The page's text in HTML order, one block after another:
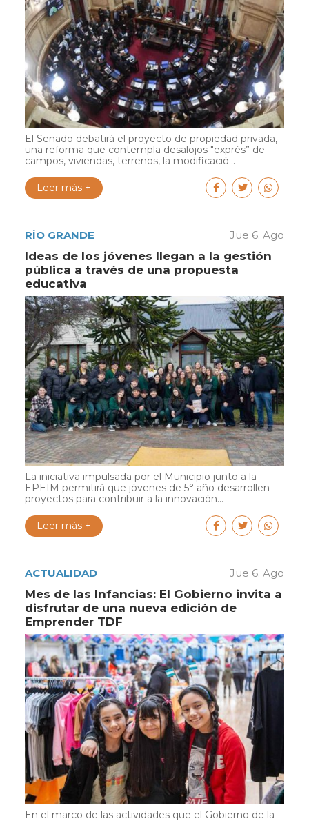
El Senado debatirá el proyecto de propiedad privada,
una reforma que contempla desalojos "exprés” de
campos, viviendas, terrenos, la modificació...
Leer más +
RÍO GRANDE Jue 6. Ago
Ideas de los jóvenes llegan a la gestión
pública a través de una propuesta
educativa
La iniciativa impulsada por el Municipio junto a la
EPEIM permitirá que jóvenes de 5° año desarrollen
proyectos para contribuir a la innovación...
Leer más +
ACTUALIDAD Jue 6. Ago
Mes de las Infancias: El Gobierno invita a
disfrutar de una nueva edición de
Emprender TDF
En el marco de las actividades que el Gobierno de la